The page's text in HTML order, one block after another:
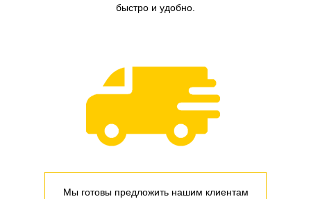
Мы готовы предложить нашим клиентам
быстро и удобно.